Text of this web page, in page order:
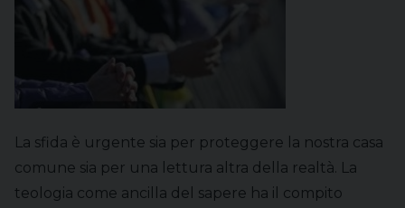
La sfida è urgente sia per proteggere la nostra casa
comune sia per una lettura altra della realtà. La
teologia come ancilla del sapere ha il compito